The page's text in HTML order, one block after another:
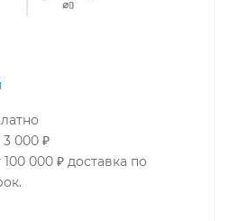
3 000 ₽
000 ₽ доставка по